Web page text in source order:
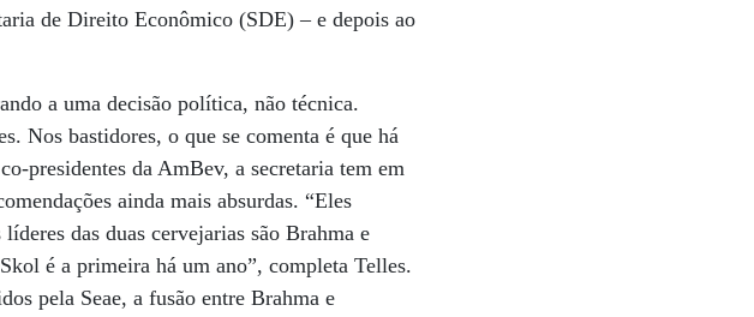
de Direito Econômico (SDE) – e depois ao
a uma decisão política, não técnica.
Nos bastidores, o que se comenta é que há
presidentes da AmBev, a secretaria tem em
ainda mais absurdas. “Eles
das duas cervejarias são Brahma e
é a primeira há um ano”, completa Telles.
pela Seae, a fusão entre Brahma e